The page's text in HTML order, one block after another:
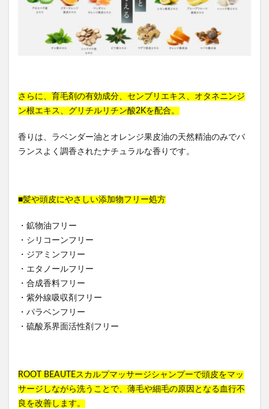
さらに、育毛剤の有効成分、センブリエキス、オタネニンジ
ン根エキス、グリチルリチン酸2Kを配合。
香りは、ラベンダー油とオレンジ果皮油の天然精油のみでバ
ランスよく調香されたナチュラルな香りです。
■髪や頭皮にやさしい添加物フリー処方
・鉱物油フリー
・シリコーンフリー
・ジアミンフリー
・エタノールフリー
・合成香料フリー
・紫外線吸収剤フリー
・パラベンフリー
・硫酸系界面活性剤フリー
ROOT BEAUTEスカルプマッサージシャンプーで頭皮をマッ
サージしながら洗うことで、薄毛や細毛の原因となる血行不
良を改善します。